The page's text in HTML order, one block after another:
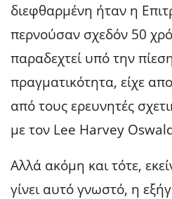
διεφθαρμένη ήταν η
περνούσαν σχεδόν 50
παραδεχτεί υπό την
πραγματικότητα, είχε
από τους ερευνητές
με τον Lee Harvey
Αλλά ακόμη και τότε,
γίνει αυτό γνωστό, η